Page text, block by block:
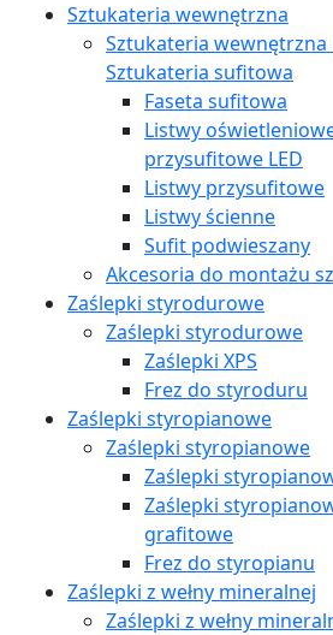
Sztukateria wewnętrzna
Sztukateria wewnętrzna
Sztukateria sufitowa
Faseta sufitowa
Listwy
przysufitowe LED
Listwy przysufitowe
Listwy ścienne
Sufit podwieszany
Akcesoria do montażu
Zaślepki styrodurowe
Zaślepki styrodurowe
Zaślepki XPS
Frez do styroduru
Zaślepki styropianowe
Zaślepki styropianowe
Zaślepki
Zaślepki
grafitowe
Frez do styropianu
Zaślepki z wełny mineralnej
Zaślepki z wełny